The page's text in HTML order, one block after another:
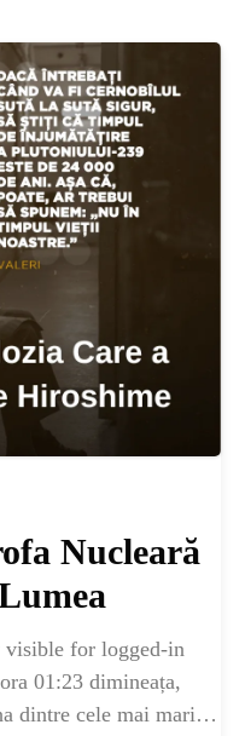
Nucleară
visible for logged-in
01:23 dimineața,
dintre cele mai mari
SI